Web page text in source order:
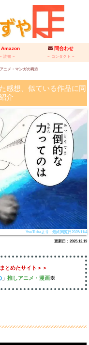
Amazon
読書
問合わせ
コンタクト
アニメ・マンガの両方
感想、似ている作品に同
介
YouTubeより - 最終閲覧日2025/11/4
2025.12.19
とめたサイト＞＞
」 推しアニメ ・漫画※